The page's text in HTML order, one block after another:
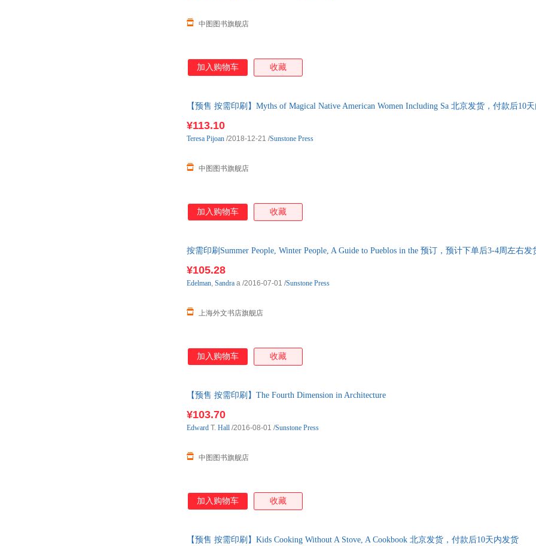
中图图书旗舰店
加入购物车 收藏
【预售 按需印刷】Myths of Magical Native American Women Including Sa 北京发货，付款后10
¥113.10
中图图书旗舰店
Teresa Pijoan /2018-12-21 /Sunstone Press
加入购物车 收藏
按需印刷Summer People, Winter People, A Guide to Pueblos in the 预订，预计下单后3-4周左右发
¥105.28
上海外文书店旗舰店
Edelman, Sandra a /2016-07-01 /Sunstone Press
加入购物车 收藏
【预售 按需印刷】The Fourth Dimension in Architecture
¥103.70
中图图书旗舰店
Edward T. Hall /2016-08-01 /Sunstone Press
加入购物车 收藏
【预售 按需印刷】Kids Cooking Without A Stove, A Cookbook 北京发货，付款后10天内发货